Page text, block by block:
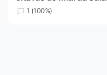
1 (100%)